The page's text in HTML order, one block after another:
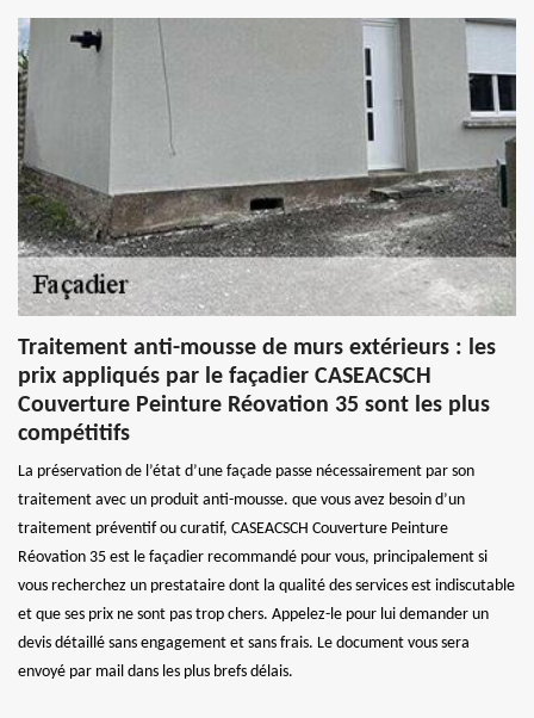
Traitement anti-mousse de murs extérieurs : les
prix appliqués par le façadier CASEACSCH
Couverture Peinture Réovation 35 sont les plus
compétitifs
La préservation de l’état d’une façade passe nécessairement par son
traitement avec un produit anti-mousse. que vous avez besoin d’un
traitement préventif ou curatif, CASEACSCH Couverture Peinture
Réovation 35 est le façadier recommandé pour vous, principalement si
vous recherchez un prestataire dont la qualité des services est indiscutable
et que ses prix ne sont pas trop chers. Appelez-le pour lui demander un
devis détaillé sans engagement et sans frais. Le document vous sera
envoyé par mail dans les plus brefs délais.